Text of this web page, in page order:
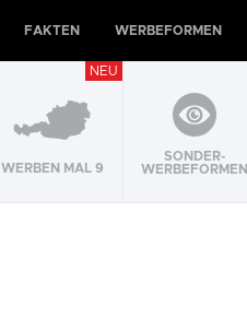
FAKTEN WERBEFORMEN
NEU
WERBEN MAL 9
SONDER-
WERBEFORMEN